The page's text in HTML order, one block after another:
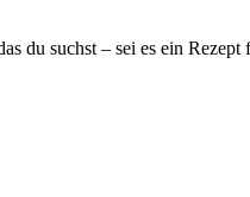
du suchst – sei es ein Rezept